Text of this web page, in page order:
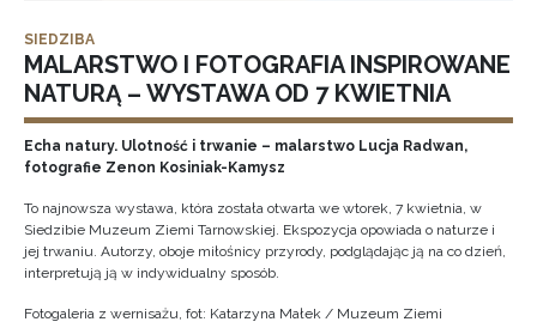
SIEDZIBA
MALARSTWO I FOTOGRAFIA INSPIROWANE
NATURĄ – WYSTAWA OD 7 KWIETNIA
Echa natury. Ulotność i trwanie – malarstwo Lucja Radwan,
fotografie Zenon Kosiniak-Kamysz
To najnowsza wystawa, która została otwarta we wtorek, 7 kwietnia, w
Siedzibie Muzeum Ziemi Tarnowskiej. Ekspozycja opowiada o naturze i
jej trwaniu. Autorzy, oboje miłośnicy przyrody, podglądając ją na co dzień,
interpretują ją w indywidualny sposób.
Fotogaleria z wernisażu, fot: Katarzyna Małek / Muzeum Ziemi